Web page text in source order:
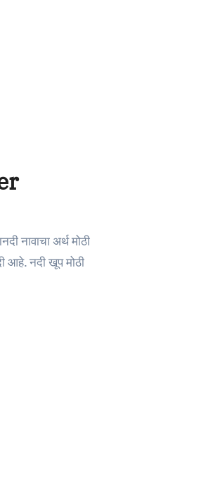
नावाचा अर्थ मोठी
आहे. नदी खूप मोठी